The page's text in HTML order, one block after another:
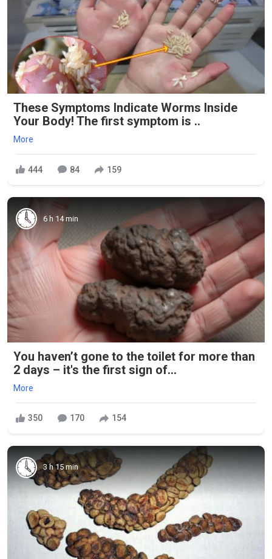
These Symptoms Indicate Worms Inside
Your Body! The first symptom is ..
More
444 84 159
6 h 14 min
You haven’t gone to the toilet for more than
2 days – it's the first sign of...
More
350 170 154
3 h 15 min